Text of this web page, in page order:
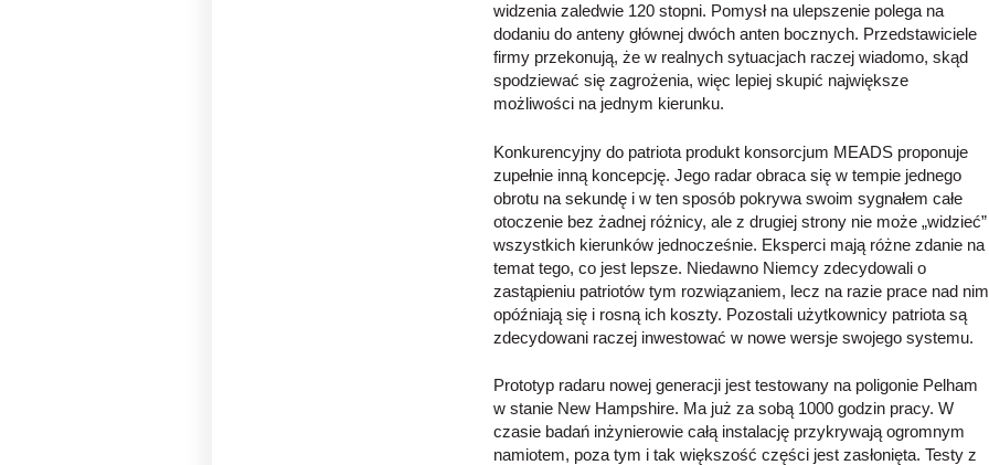
widzenia zaledwie 120 stopni. Pomysł na ulepszenie polega na
dodaniu do anteny głównej dwóch anten bocznych. Przedstawiciele
firmy przekonują, że w realnych sytuacjach raczej wiadomo, skąd
spodziewać się zagrożenia, więc lepiej skupić największe
możliwości na jednym kierunku.
Konkurencyjny do patriota produkt konsorcjum MEADS proponuje
zupełnie inną koncepcję. Jego radar obraca się w tempie jednego
obrotu na sekundę i w ten sposób pokrywa swoim sygnałem całe
otoczenie bez żadnej różnicy, ale z drugiej strony nie może „widzieć”
wszystkich kierunków jednocześnie. Eksperci mają różne zdanie na
temat tego, co jest lepsze. Niedawno Niemcy zdecydowali o
zastąpieniu patriotów tym rozwiązaniem, lecz na razie prace nad nim
opóźniają się i rosną ich koszty. Pozostali użytkownicy patriota są
zdecydowani raczej inwestować w nowe wersje swojego systemu.
Prototyp radaru nowej generacji jest testowany na poligonie Pelham
w stanie New Hampshire. Ma już za sobą 1000 godzin pracy. W
czasie badań inżynierowie całą instalację przykrywają ogromnym
namiotem, poza tym i tak większość części jest zasłonięta. Testy z